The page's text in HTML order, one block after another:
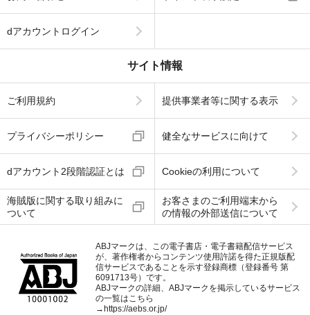
dアカウントログイン
サイト情報
ご利用規約 提供事業者等に関する表示
プライバシーポリシー 健全なサービスに向けて
dアカウント2段階認証とは Cookieの利用について
海賊版に関する取り組みに
ついて
お客さまのご利用端末から
の情報の外部送信について
ABJマークは、この電子書店・電子書籍配信サービス
が、著作権者からコンテンツ使用許諾を得た正規版配
信サービスであることを示す登録商標（登録番号 第
6091713号）です。
ABJマークの詳細、ABJマークを掲示しているサービス
の一覧はこちら
→ https://aebs.or.jp/